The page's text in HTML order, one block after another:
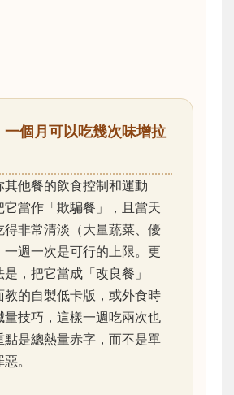
一個月可以吃幾次味增拉
其他餐的飲食控制和運動
它當作「欺騙餐」，且當天
得非常清淡（大量蔬菜、優
一週一次是可行的上限。更
，把它當成「改良餐」
的自製低卡版，或外食時
量技巧，這樣一週吃兩次也
點是總熱量赤字，而不是單
。